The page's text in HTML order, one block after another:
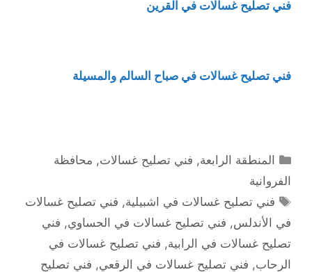
فني تصليح غسالات في القرين
فني تصليح غسالات في صباح السالم والمسيلة
التصنيفات
المنطقة الرابعة, فني تصليح غسالات, محافظة
الفروانية
الوسوم
فني تصليح غسالات في اشبيلية, فني تصليح غسالات
في الأندلس, فني تصليح غسالات في الحساوي, فني
تصليح غسالات في الرابية, فني تصليح غسالات في
الرحاب, فني تصليح غسالات في الرقعي, فني تصليح